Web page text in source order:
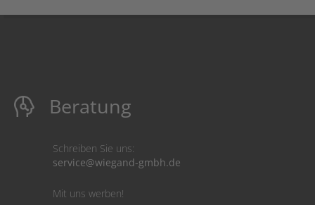
Beratung
Schreiben Sie uns:
service@wiegand-gmbh.de
Mit uns werben!